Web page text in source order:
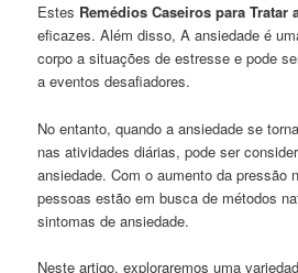
Estes Remédios Caseiros para Tratar
eficazes. Além disso, A ansiedade é
corpo a situações de estresse e pode
a eventos desafiadores.
No entanto, quando a ansiedade se
nas atividades diárias, pode ser
ansiedade. Com o aumento da pressão
pessoas estão em busca de métodos
sintomas de ansiedade.
Neste artigo, exploraremos uma